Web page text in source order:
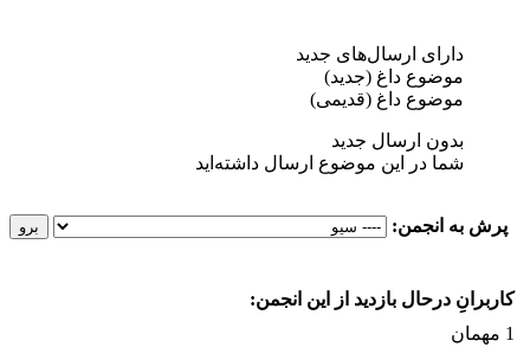
دارای ارسال‌های جدید‌
موضوع داغ (جدید‌)
موضوع داغ (قدیمی)
بدون ارسال جدید‌
شما در این موضوع ارسال داشته‌اید
پرش به انجمن:
کاربرانِ درحال بازدید از این انجمن:
1 مهمان